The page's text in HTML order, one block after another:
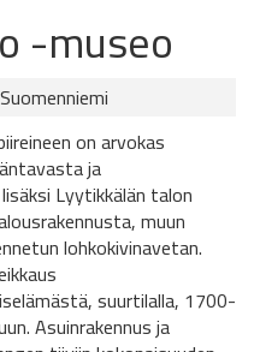
-museo
on arvokas
ja
Lyytikkälän talon
muun
lohkokivinavetan.
suurtilalla, 1700-
Asuinrakennus ja